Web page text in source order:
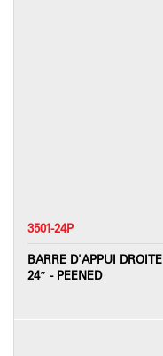
3501-24P
BARRE D'APPUI DROITE
24″ - PEENED